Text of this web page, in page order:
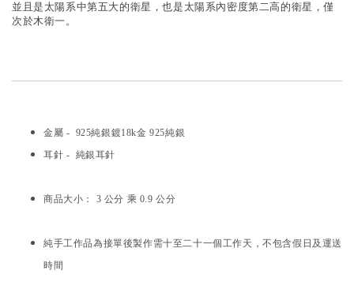
並且是太陽系中第五大的衛星，也是太陽系內密度第二高的衛星，僅
次於木衛一。
金屬 - 925純銀鍍18k金 925純銀
耳針 - 純銀耳針
商品大小： 3 公分 乘 0.9 公分
純手工作品為接單後製作需十至二十一個工作天，不包含假日及運送
時間